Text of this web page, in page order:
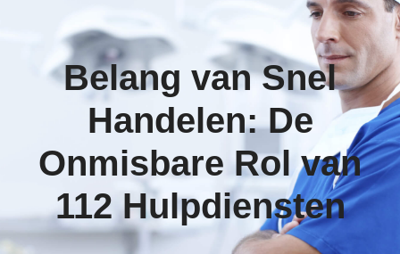
Belang van Snel
Handelen: De
Onmisbare Rol van
112 Hulpdiensten